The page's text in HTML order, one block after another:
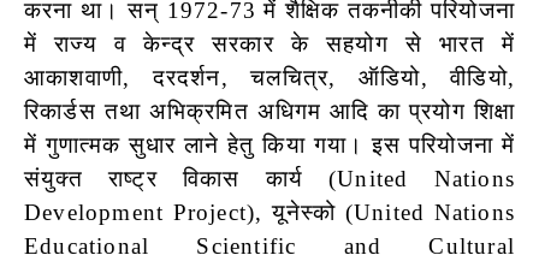
करना था। सन् 1972-73 में शैक्षिक तकनीकी परियोजना
में राज्य व केन्द्र सरकार के सहयोग से भारत में
आकाशवाणी, दरदर्शन, चलचित्र, ऑडियो, वीडियो,
रिकार्डस तथा अभिक्रमित अधिगम आदि का प्रयोग शिक्षा
में गुणात्मक सुधार लाने हेतु किया गया। इस परियोजना में
संयुक्त राष्ट्र विकास कार्य (United Nations
Development Project), यूनेस्को (United Nations
Educational Scientific and Cultural